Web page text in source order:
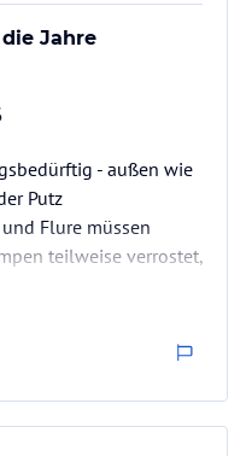
einen Kinderpool für die
Hotels bietet gegen
wie Massagen und
verfügt auch über einen
und einen Golfplatz, der
mit Hilfe von KI. Alle
der Buchung die
jeweiligen Veranstalters.
Jahre
- außen wie
Putz
Flure müssen
teilweise verrostet,